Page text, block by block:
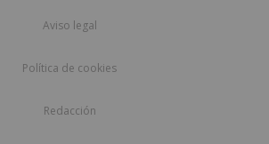
Aviso legal
Política de cookies
Redacción